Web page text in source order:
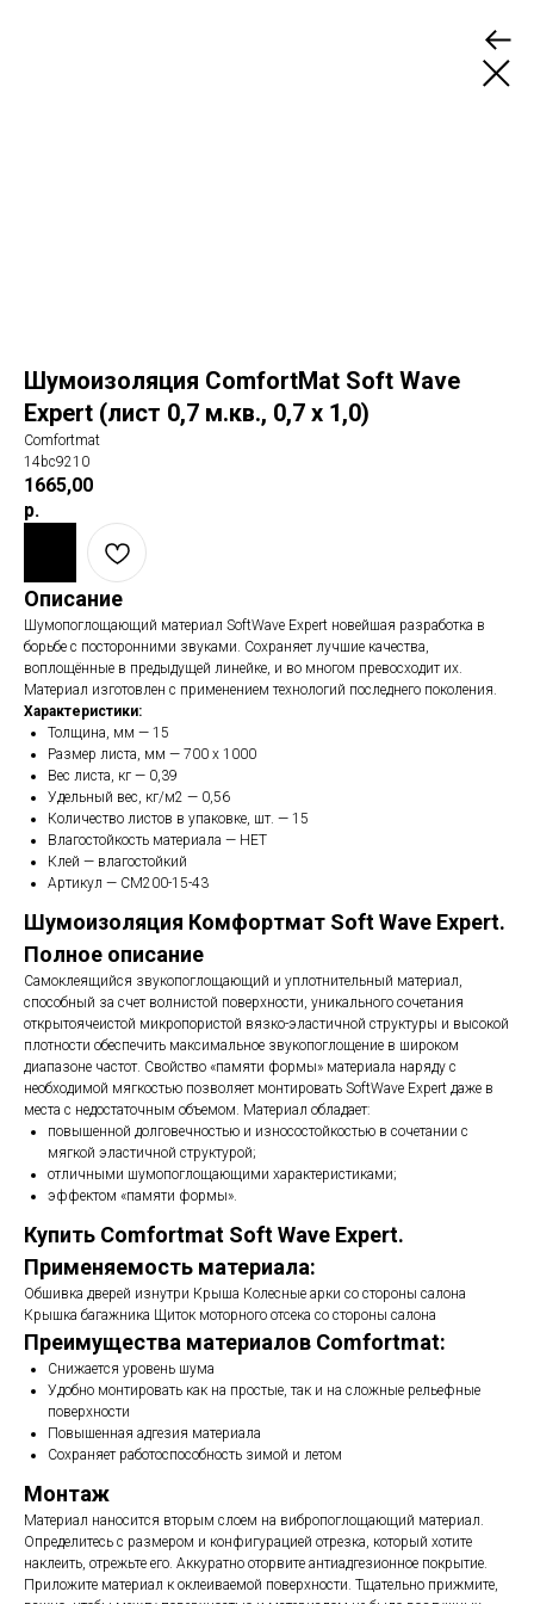
Шумоизоляция ComfortMat Soft Wave
Expert (лист 0,7 м.кв., 0,7 х 1,0)
Comfortmat
14bc9210
1665,00
р.
Описание
Шумопоглощающий материал SoftWave Expert новейшая разработка в
борьбе с посторонними звуками. Сохраняет лучшие качества,
воплощённые в предыдущей линейке, и во многом превосходит их.
Материал изготовлен с применением технологий последнего поколения.
Характеристики:
Толщина, мм — 15
Размер листа, мм — 700 х 1000
Вес листа, кг — 0,39
Удельный вес, кг/м2 — 0,56
Количество листов в упаковке, шт. — 15
Влагостойкость материала — НЕТ
Клей — влагостойкий
Артикул — CM200-15-43
Шумоизоляция Комфортмат Soft Wave Expert.
Полное описание
Самоклеящийся звукопоглощающий и уплотнительный материал,
способный за счет волнистой поверхности, уникального сочетания
открытоячеистой микропористой вязко-эластичной структуры и высокой
плотности обеспечить максимальное звукопоглощение в широком
диапазоне частот. Свойство «памяти формы» материала наряду с
необходимой мягкостью позволяет монтировать SoftWave Expert даже в
места с недостаточным объемом. Материал обладает:
повышенной долговечностью и износостойкостью в сочетании с
мягкой эластичной структурой;
отличными шумопоглощающими характеристиками;
эффектом «памяти формы».
Купить Comfortmat Soft Wave Expert.
Применяемость материала:
Обшивка дверей изнутри Крыша Колесные арки со стороны салона
Крышка багажника Щиток моторного отсека со стороны салона
Преимущества материалов Comfortmat:
Снижается уровень шума
Удобно монтировать как на простые, так и на сложные рельефные
поверхности
Повышенная адгезия материала
Сохраняет работоспособность зимой и летом
Монтаж
Материал наносится вторым слоем на вибропоглощающий материал.
Определитесь с размером и конфигурацией отрезка, который хотите
наклеить, отрежьте его. Аккуратно оторвите антиадгезионное покрытие.
Приложите материал к оклеиваемой поверхности. Тщательно прижмите,